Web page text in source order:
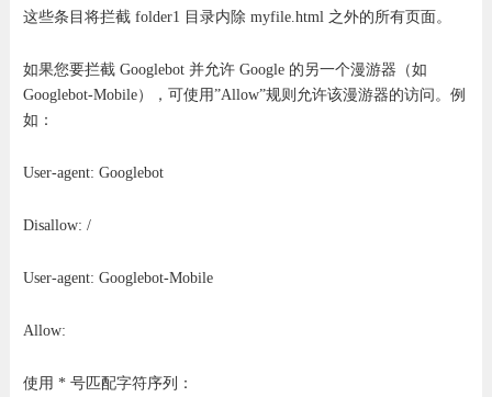
这些条目将拦截 folder1 目录内除 myfile.html 之外的所有页面。
如果您要拦截 Googlebot 并允许 Google 的另一个漫游器（如
Googlebot-Mobile），可使用”Allow”规则允许该漫游器的访问。例
如：
User-agent: Googlebot
Disallow: /
User-agent: Googlebot-Mobile
Allow:
使用 * 号匹配字符序列：